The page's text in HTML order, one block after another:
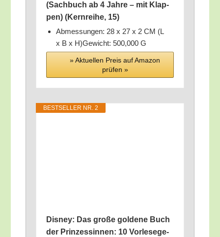
(Sach­buch ab 4 Jah­re – mit Klap­
pen) (Kern­rei­he, 15)
Abmes­sun­gen: 28 x 27 x 2 CM (L
x B x H)Gewicht: 500,000 G
» Aktu­el­len Preis auf Ama­zon
prü­fen »
BEST­SEL­LER NR. 2
Dis­ney: Das gro­ße gol­de­ne Buch
der Prin­zes­sin­nen: 10 Vor­le­se­ge­